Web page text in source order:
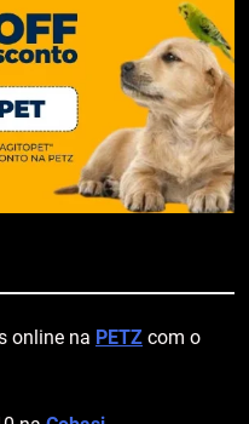
online na PETZ com o